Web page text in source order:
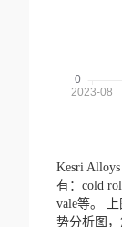
Kesri
有：cold
vale等。
势分析图